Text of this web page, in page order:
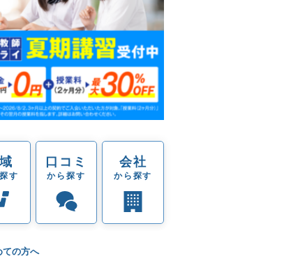
す
口コミ
から探す
会社
から探す
ての方へ